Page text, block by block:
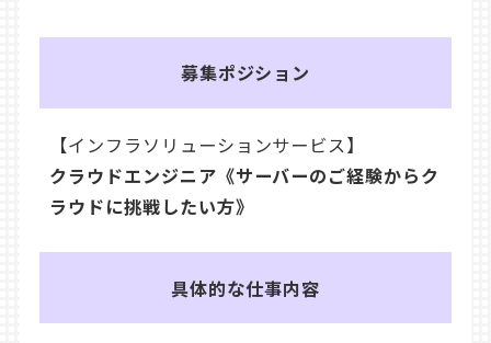
募集ポジション
【インフラソリューションサービス】
クラウドエンジニア《サーバーのご経験からク
ラウドに挑戦したい方》
具体的な仕事内容